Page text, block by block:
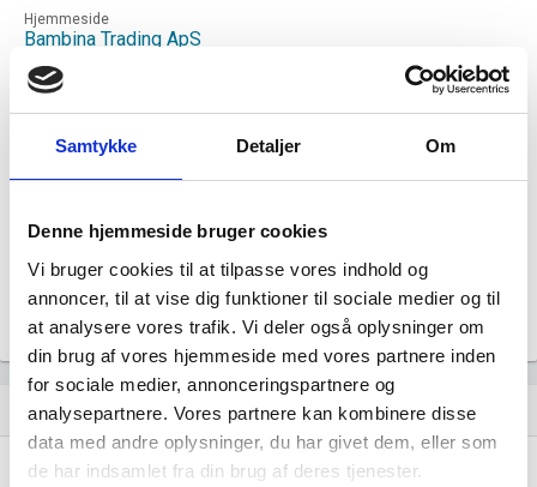
Samtykke Detaljer Om
Denne hjemmeside bruger cookies
Vi bruger cookies til at tilpasse vores indhold og
annoncer, til at vise dig funktioner til sociale medier og til
at analysere vores trafik. Vi deler også oplysninger om
din brug af vores hjemmeside med vores partnere inden
for sociale medier, annonceringspartnere og
analysepartnere. Vores partnere kan kombinere disse
data med andre oplysninger, du har givet dem, eller som
de har indsamlet fra din brug af deres tjenester.
Hjemmeside
Bambina Trading ApS
Status
NORMAL
Revision fravalgt
forbundet dermed.
Tegningsregel
Selskabet tegnes af en direktør eller af den samlede
show_chart Udvikling i antal ansatte